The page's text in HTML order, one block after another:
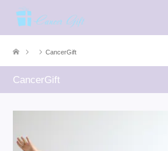
CancerGift
CancerGift